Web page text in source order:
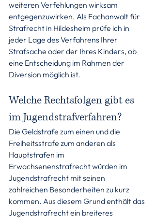
weiteren Verfehlungen wirksam
entgegenzuwirken. Als Fachanwalt für
Strafrecht in Hildesheim prüfe ich in
jeder Lage des Verfahrens Ihrer
Strafsache oder der Ihres Kinders, ob
eine Entscheidung im Rahmen der
Diversion möglich ist.
Welche Rechtsfolgen gibt es
im Jugendstrafverfahren?
Die Geldstrafe zum einen und die
Freiheitsstrafe zum anderen als
Hauptstrafen im
Erwachsenenstrafrecht würden im
Jugendstrafrecht mit seinen
zahlreichen Besonderheiten zu kurz
kommen. Aus diesem Grund enthält das
Jugendstrafrecht ein breiteres